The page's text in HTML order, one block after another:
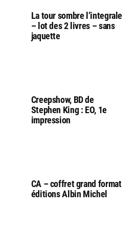
La tour sombre l’integrale
– lot des 2 livres – sans
jaquette
Creepshow, BD de
Stephen King : EO, 1e
impression
CA – coffret grand format
éditions Albin Michel